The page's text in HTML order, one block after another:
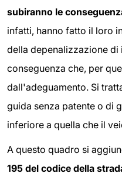
subiranno le
infatti, hanno fatto il loro
della depenalizzazione di
conseguenza che, per
dall'adeguamento. Si
guida senza patente o di
inferiore a quella che il
A questo quadro si
195 del codice della